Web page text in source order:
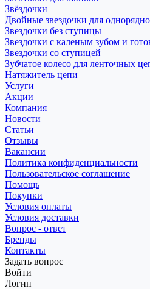
Звёздочки
Двойные звездочки для
Звездочки без ступицы
Звездочки с каленым зубом и
Звездочки со ступицей
Зубчатое колесо для ленточных
Натяжитель цепи
Услуги
Акции
Компания
Новости
Статьи
Отзывы
Вакансии
Политика конфиденциальности
Пользовательское соглашение
Помощь
Покупки
Условия оплаты
Условия доставки
Вопрос - ответ
Бренды
Контакты
Задать вопрос
Войти
Логин